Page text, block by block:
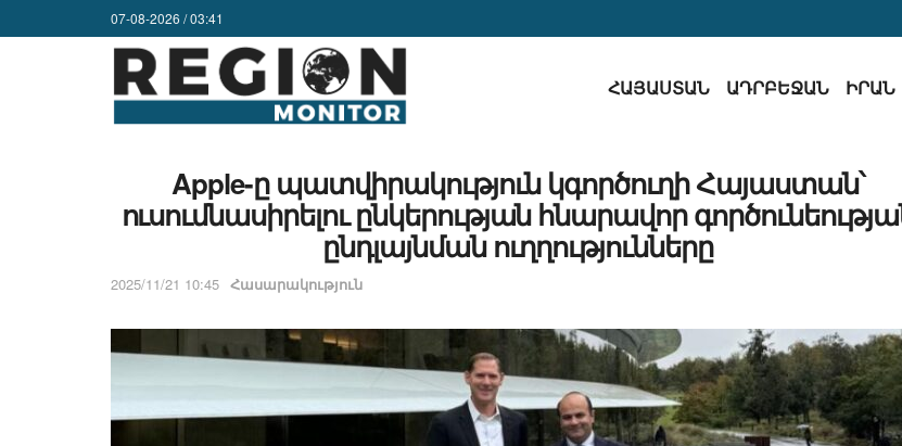
07-08-2026 / 03:41
ՀԱՅԱՍՏԱՆ ԱԴՐԲԵՋԱՆ ԻՐԱՆ
Apple-ը պատվիրակություն կգործուղի Հայաստան՝
ուսումնասիրելու ընկերության հնարավոր
ընդլայնման ուղղությունները
2025/11/21 10:45 Հասարակություն